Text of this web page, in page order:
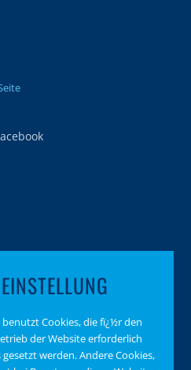
benutzt Cookies, die fï¿½r den
der Website erforderlich
werden. Andere Cookies,